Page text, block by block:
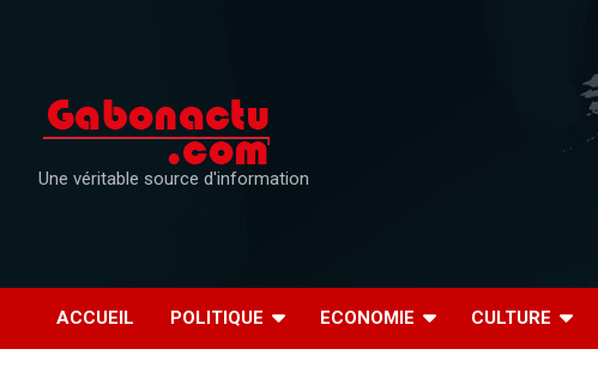
Une véritable source d'information
ACCUEIL POLITIQUE ECONOMIE CULTURE